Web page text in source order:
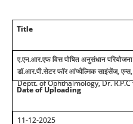
Title
ए.एन.आर.एफ वित्त पोषित अनुसंधान
डॉ.आर.पी.सेटर फॉर आंप्थैल्मिक साइंसेंज, एम्स,
Deptt. of Ophthalmology, Dr.
Date of Uploading
11-12-2025